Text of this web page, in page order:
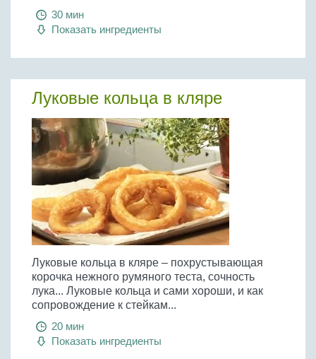
30 мин
Показать ингредиенты
Луковые кольца в кляре
Луковые кольца в кляре – похрустывающая
корочка нежного румяного теста, сочность
лука... Луковые кольца и сами хороши, и как
сопровождение к стейкам...
20 мин
Показать ингредиенты